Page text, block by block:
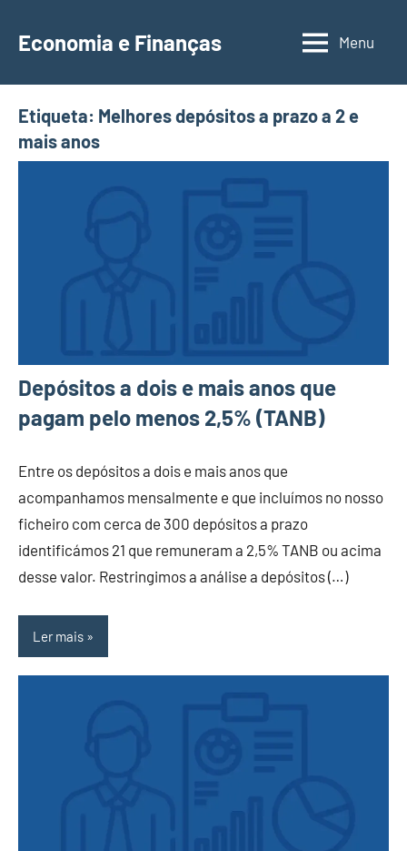
para
conteúdo
Economia e Finanças
Depósitos
IRS,
Finanças
Pessoais,
Menu
Etiqueta: Melhores depósitos a prazo a 2 e
mais anos
Depósitos a dois e mais anos que
pagam pelo menos 2,5% (TANB)
Entre os depósitos a dois e mais anos que
acompanhamos mensalmente e que incluímos no nosso
ficheiro com cerca de 300 depósitos a prazo
identificámos 21 que remuneram a 2,5% TANB ou acima
desse valor. Restringimos a análise a depósitos (…)
Ler mais